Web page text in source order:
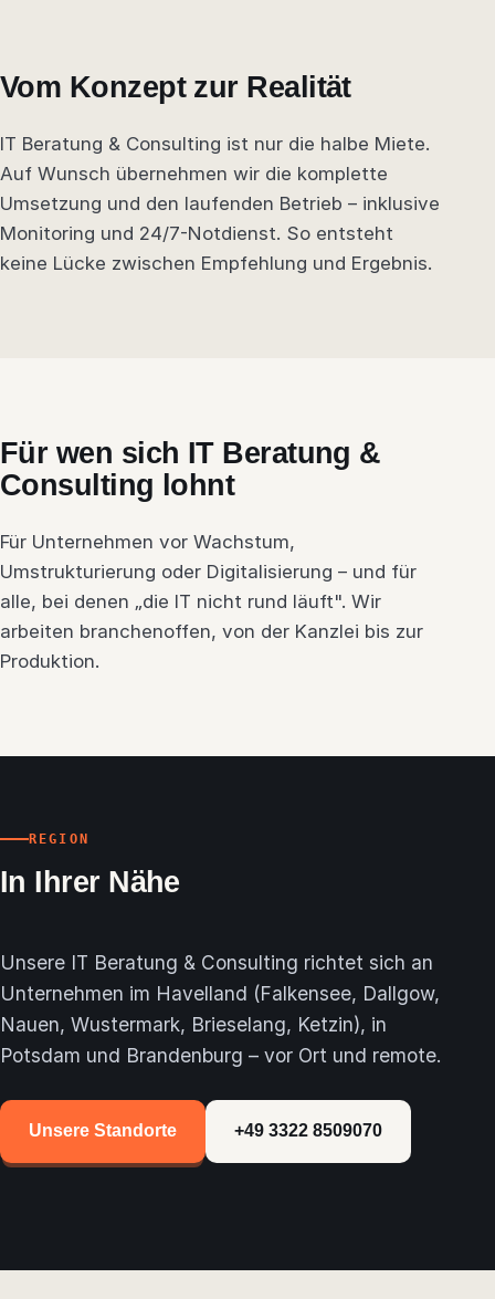
Vom Konzept zur Realität
IT Beratung & Consulting ist nur die halbe Miete.
Auf Wunsch übernehmen wir die komplette
Umsetzung und den laufenden Betrieb – inklusive
Monitoring und 24/7-Notdienst. So entsteht
keine Lücke zwischen Empfehlung und Ergebnis.
Für wen sich IT Beratung &
Consulting lohnt
Für Unternehmen vor Wachstum,
Umstrukturierung oder Digitalisierung – und für
alle, bei denen „die IT nicht rund läuft". Wir
arbeiten branchenoffen, von der Kanzlei bis zur
Produktion.
REGION
In Ihrer Nähe
Unsere IT Beratung & Consulting richtet sich an
Unternehmen im Havelland (Falkensee, Dallgow,
Nauen, Wustermark, Brieselang, Ketzin), in
Potsdam und Brandenburg – vor Ort und remote.
Unsere Standorte +49 3322 8509070